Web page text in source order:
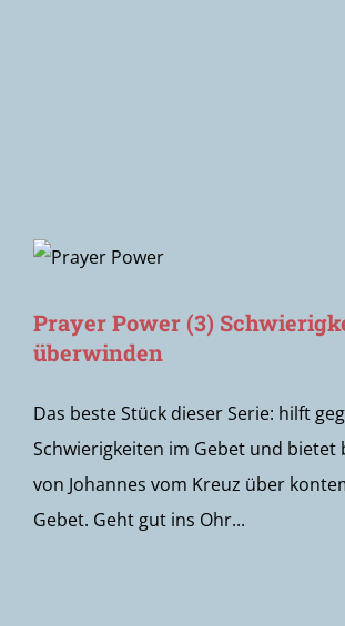
Prayer Power (3)
überwinden
Das beste Stück dieser Serie: hilft
Schwierigkeiten im Gebet und bietet
von Johannes vom Kreuz über
Gebet. Geht gut ins Ohr...